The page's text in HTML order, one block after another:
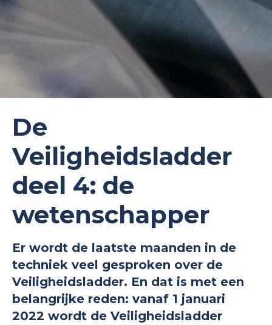
De
Veiligheidsladder
deel 4: de
wetenschapper
Er wordt de laatste maanden in de
techniek veel gesproken over de
Veiligheidsladder. En dat is met een
belangrijke reden: vanaf 1 januari
2022 wordt de Veiligheidsladder